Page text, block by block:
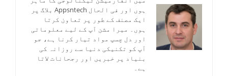
ہوں اور فی الحال Appsntech بلاگ پر
ایک مصنف کے طور پر تعاون کرتا
ہوں۔ میرا مشن آپ کے لیے معلوماتی
اور دل چسپ مواد تیار کرنا ہے، جو
آپ کو تکنیکی دنیا سے روزانہ کی
بنیاد پر خبریں اور رجحانات لاتا
ہے۔